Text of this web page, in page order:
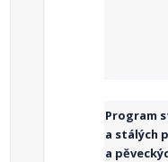
Program
a stálých
a